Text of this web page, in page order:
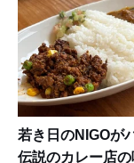
若き日のNIGOが
伝説のカレー店